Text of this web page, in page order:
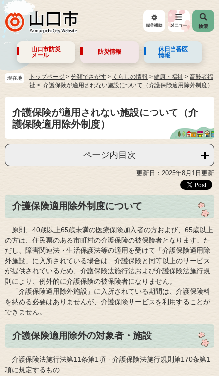
山口市防災
メール
防災情報
休日当番医
情報
現在地 トップページ > 分類でさがす > くらしの情報 > 健康・福祉 > 高齢者福
祉
介護保険が適用されない施設について（介護保険適用除外制度）
介護保険が適用されない施設について（介
護保険適用除外制度）
ページ内目次
更新日：2025年8月1日更新
介護保険適用除外制度について
原則、40歳以上65歳未満の医療保険加入者の方および、65歳以上
の方は、住民票のある市町村の介護保険の被保険者となります。た
だし、障害関連法・生活保護法等の適用を受けて「介護保険適用除
外施設」に入所されている場合は、介護保険と同等以上のサービス
が提供されているため、介護保険法施行法および介護保険法施行規
則により、例外的に介護保険の被保険者になりません。
「介護保険適用除外施設」に入所されている期間は、介護保険料
を納める必要はありませんが、介護保険サービスを利用することが
できません。
介護保険適用除外の対象者・施設
介護保険法施行法第11条第1項・介護保険法施行規則第170条第1
項に規定するもの